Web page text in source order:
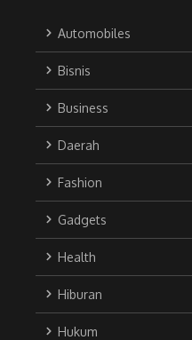
Automobiles
Bisnis
Business
Daerah
Fashion
Gadgets
Health
Hiburan
Hukum